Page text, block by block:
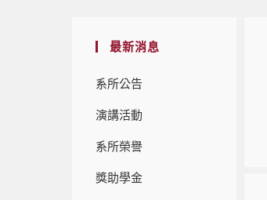
最新消息
系所公告
演講活動
系所榮譽
獎助學金